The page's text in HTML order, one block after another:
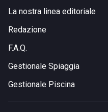
La nostra linea editoriale
Redazione
F.A.Q.
Gestionale Spiaggia
Gestionale Piscina